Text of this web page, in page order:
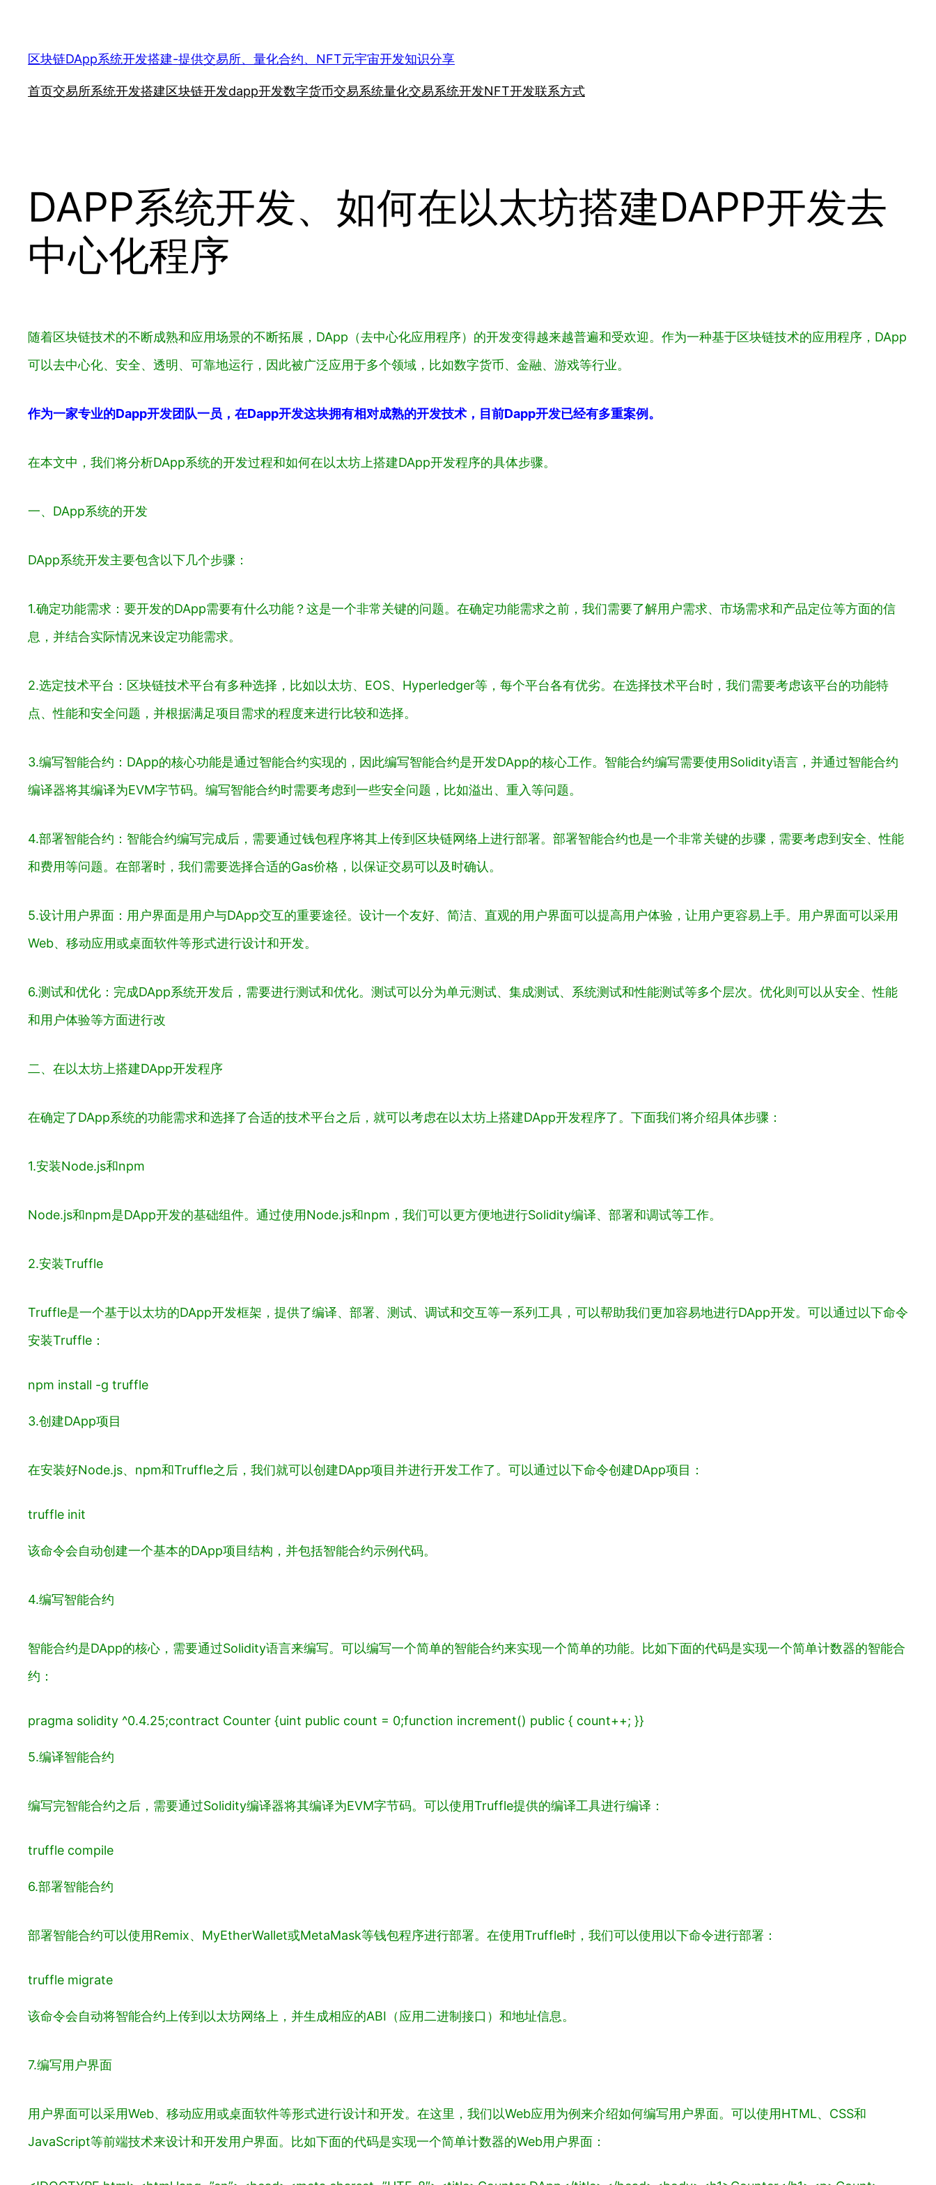
区块链DApp系统开发搭建-提供交易所、量化合约、NFT元宇宙开发知识分享
首页交易所系统开发搭建区块链开发dapp开发数字货币交易系统量化交易系统开发NFT开发联系方式
DAPP系统开发、如何在以太坊搭建DAPP开发去
中心化程序
随着区块链技术的不断成熟和应用场景的不断拓展，DApp（去中心化应用程序）的开发变得越来越普遍和受欢迎。作为一种基于区块链技术的应用程序，DApp
可以去中心化、安全、透明、可靠地运行，因此被广泛应用于多个领域，比如数字货币、金融、游戏等行业。
作为一家专业的Dapp开发团队一员，在Dapp开发这块拥有相对成熟的开发技术，目前Dapp开发已经有多重案例。
在本文中，我们将分析DApp系统的开发过程和如何在以太坊上搭建DApp开发程序的具体步骤。
一、DApp系统的开发
DApp系统开发主要包含以下几个步骤：
1.确定功能需求：要开发的DApp需要有什么功能？这是一个非常关键的问题。在确定功能需求之前，我们需要了解用户需求、市场需求和产品定位等方面的信
息，并结合实际情况来设定功能需求。
2.选定技术平台：区块链技术平台有多种选择，比如以太坊、EOS、Hyperledger等，每个平台各有优劣。在选择技术平台时，我们需要考虑该平台的功能特
点、性能和安全问题，并根据满足项目需求的程度来进行比较和选择。
3.编写智能合约：DApp的核心功能是通过智能合约实现的，因此编写智能合约是开发DApp的核心工作。智能合约编写需要使用Solidity语言，并通过智能合约
编译器将其编译为EVM字节码。编写智能合约时需要考虑到一些安全问题，比如溢出、重入等问题。
4.部署智能合约：智能合约编写完成后，需要通过钱包程序将其上传到区块链网络上进行部署。部署智能合约也是一个非常关键的步骤，需要考虑到安全、性能
和费用等问题。在部署时，我们需要选择合适的Gas价格，以保证交易可以及时确认。
5.设计用户界面：用户界面是用户与DApp交互的重要途径。设计一个友好、简洁、直观的用户界面可以提高用户体验，让用户更容易上手。用户界面可以采用
Web、移动应用或桌面软件等形式进行设计和开发。
6.测试和优化：完成DApp系统开发后，需要进行测试和优化。测试可以分为单元测试、集成测试、系统测试和性能测试等多个层次。优化则可以从安全、性能
和用户体验等方面进行改
二、在以太坊上搭建DApp开发程序
在确定了DApp系统的功能需求和选择了合适的技术平台之后，就可以考虑在以太坊上搭建DApp开发程序了。下面我们将介绍具体步骤：
1.安装Node.js和npm
Node.js和npm是DApp开发的基础组件。通过使用Node.js和npm，我们可以更方便地进行Solidity编译、部署和调试等工作。
2.安装Truffle
Truffle是一个基于以太坊的DApp开发框架，提供了编译、部署、测试、调试和交互等一系列工具，可以帮助我们更加容易地进行DApp开发。可以通过以下命令
安装Truffle：
npm install -g truffle
3.创建DApp项目
在安装好Node.js、npm和Truffle之后，我们就可以创建DApp项目并进行开发工作了。可以通过以下命令创建DApp项目：
truffle init
该命令会自动创建一个基本的DApp项目结构，并包括智能合约示例代码。
4.编写智能合约
智能合约是DApp的核心，需要通过Solidity语言来编写。可以编写一个简单的智能合约来实现一个简单的功能。比如下面的代码是实现一个简单计数器的智能合
约：
pragma solidity ^0.4.25;contract Counter {uint public count = 0;function increment() public { count++; }}
5.编译智能合约
编写完智能合约之后，需要通过Solidity编译器将其编译为EVM字节码。可以使用Truffle提供的编译工具进行编译：
truffle compile
6.部署智能合约
部署智能合约可以使用Remix、MyEtherWallet或MetaMask等钱包程序进行部署。在使用Truffle时，我们可以使用以下命令进行部署：
truffle migrate
该命令会自动将智能合约上传到以太坊网络上，并生成相应的ABI（应用二进制接口）和地址信息。
7.编写用户界面
用户界面可以采用Web、移动应用或桌面软件等形式进行设计和开发。在这里，我们以Web应用为例来介绍如何编写用户界面。可以使用HTML、CSS和
JavaScript等前端技术来设计和开发用户界面。比如下面的代码是实现一个简单计数器的Web用户界面：